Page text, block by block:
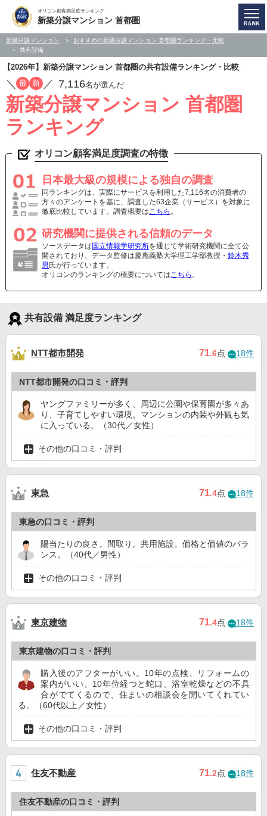
オリコン顧客満足度ランキング
新築分譲マンション 首都圏
新築分譲マンション
おすすめの新築分譲マンション 首都圏ランキング・比較
共有設備
【2026年】新築分譲マンション 首都圏の共有設備ランキング・比較
／ 最 新 ／ 7,116名が選んだ
新築分譲マンション 首都圏
ランキング
オリコン顧客満足度調査の特徴
日本最大級の規模による独自の調査
同ランキングは、実際にサービスを利用した7,116名の消費者の
方々のアンケートを基に、調査した63企業（サービス）を対象に
徹底比較しています。調査概要はこちら 。
研究機関に提供される信頼のデータ
ソースデータは 国立情報学研究所を通じて学術研究機関に全て公
開されており、データ監修は慶應義塾大学理工学部教授・ 鈴木秀
男 氏が行っています。
オリコンのランキングの概要についてはこちら 。
共有設備 満足度ランキング
NTT都市開発 71.6点 18件
NTT都市開発の口コミ・評判
ヤングファミリーが多く、周辺に公園や保育園が多々あ
り、子育てしやすい環境。マンションの内装や外観も気
に入っている。（30代／女性）
その他の口コミ・評判
東急 71.4点 18件
東急の口コミ・評判
陽当たりの良さ。間取り。共用施設。価格と価値のバラ
ンス。（40代／男性）
その他の口コミ・評判
東京建物 71.4点 18件
東京建物の口コミ・評判
購入後のアフターがいい。10年の点検、リフォームの
案内がいい。10年位経つと蛇口、浴室乾燥などの不具
合がでてくるので、住まいの相談会を開いてくれてい
る。（60代以上／女性）
その他の口コミ・評判
住友不動産 71.2点 18件
住友不動産の口コミ・評判